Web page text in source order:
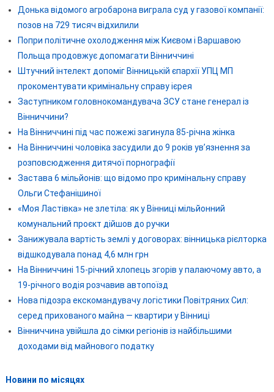
Донька відомого агробарона виграла суд у газової компанії:
позов на 729 тисяч відхилили
Попри політичне охолодження між Києвом і Варшавою
Польща продовжує допомагати Вінниччині
Штучний інтелект допоміг Вінницькій єпархії УПЦ МП
прокоментувати кримінальну справу ієрея
Заступником головнокомандувача ЗСУ стане генерал із
Вінниччини?
На Вінниччині під час пожежі загинула 85-річна жінка
На Вінниччині чоловіка засудили до 9 років ув’язнення за
розповсюдження дитячої порнографії
Застава 6 мільйонів: що відомо про кримінальну справу
Ольги Стефанішиної
«Моя Ластівка» не злетіла: як у Вінниці мільйонний
комунальний проєкт дійшов до ручки
Занижувала вартість землі у договорах: вінницька рієлторка
відшкодувала понад 4,6 млн грн
На Вінниччині 15-річний хлопець згорів у палаючому авто, а
19-річного водія розчавив автопоїзд
Нова підозра екскомандувачу логістики Повітряних Сил:
серед прихованого майна — квартири у Вінниці
Вінниччина увійшла до сімки регіонів із найбільшими
доходами від майнового податку
Новини по місяцях